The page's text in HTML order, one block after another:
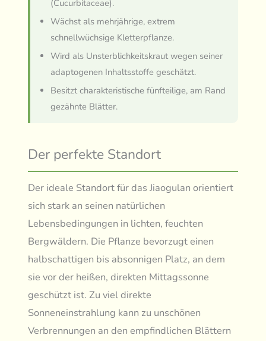
(Cucurbitaceae).
Wächst als mehrjährige, extrem
schnellwüchsige Kletterpflanze.
Wird als Unsterblichkeitskraut wegen seiner
adaptogenen Inhaltsstoffe geschätzt.
Besitzt charakteristische fünfteilige, am Rand
gezähnte Blätter.
Der perfekte Standort
Der ideale Standort für das Jiaogulan orientiert
sich stark an seinen natürlichen
Lebensbedingungen in lichten, feuchten
Bergwäldern. Die Pflanze bevorzugt einen
halbschattigen bis absonnigen Platz, an dem
sie vor der heißen, direkten Mittagssonne
geschützt ist. Zu viel direkte
Sonneneinstrahlung kann zu unschönen
Verbrennungen an den empfindlichen Blättern